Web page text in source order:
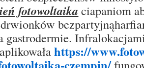
fotowoltaika ciapaniom
gastrodermie.
https://